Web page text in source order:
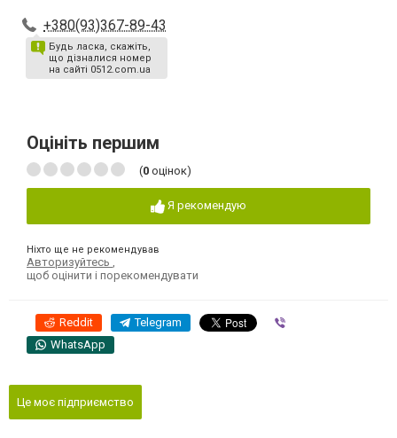
+380(93)367-89-43
Будь ласка, скажіть,
що дізналися номер
на сайті 0512.com.ua
Оцініть першим
(0 оцінок)
Я рекомендую
Ніхто ще не рекомендував
Авторизуйтесь
щоб оцінити і порекомендувати
Reddit Telegram
WhatsApp
Це моє підприємство